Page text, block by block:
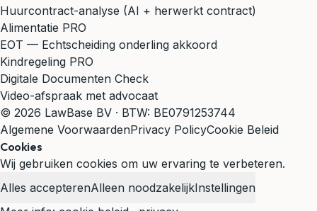
Huurcontract-analyse (AI + herwerkt contract)
Alimentatie PRO
EOT — Echtscheiding onderling akkoord
Kindregeling PRO
Digitale Documenten Check
Video-afspraak met advocaat
© 2026 LawBase BV · BTW: BE0791253744
Algemene VoorwaardenPrivacy PolicyCookie Beleid
Cookies
Wij gebruiken cookies om uw ervaring te verbeteren.
Alles accepterenAlleen noodzakelijkInstellingen